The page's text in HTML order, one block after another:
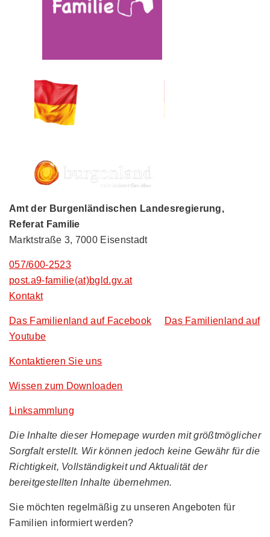
Amt der Burgenländischen Landesregierung,
Referat Familie
Marktstraße 3, 7000 Eisenstadt
057/600-2523
post.a9-familie(at)bgld.gv.at
Kontakt
Das Familienland auf Facebook
Das Familienland auf
Youtube
Kontaktieren Sie uns
Wissen zum Downloaden
Linksammlung
Die Inhalte dieser Homepage wurden mit größtmöglicher
Sorgfalt erstellt. Wir können jedoch keine Gewähr für die
Richtigkeit, Vollständigkeit und Aktualität der
bereitgestellten Inhalte übernehmen.
Sie möchten regelmäßig zu unseren Angeboten für
Familien informiert werden?